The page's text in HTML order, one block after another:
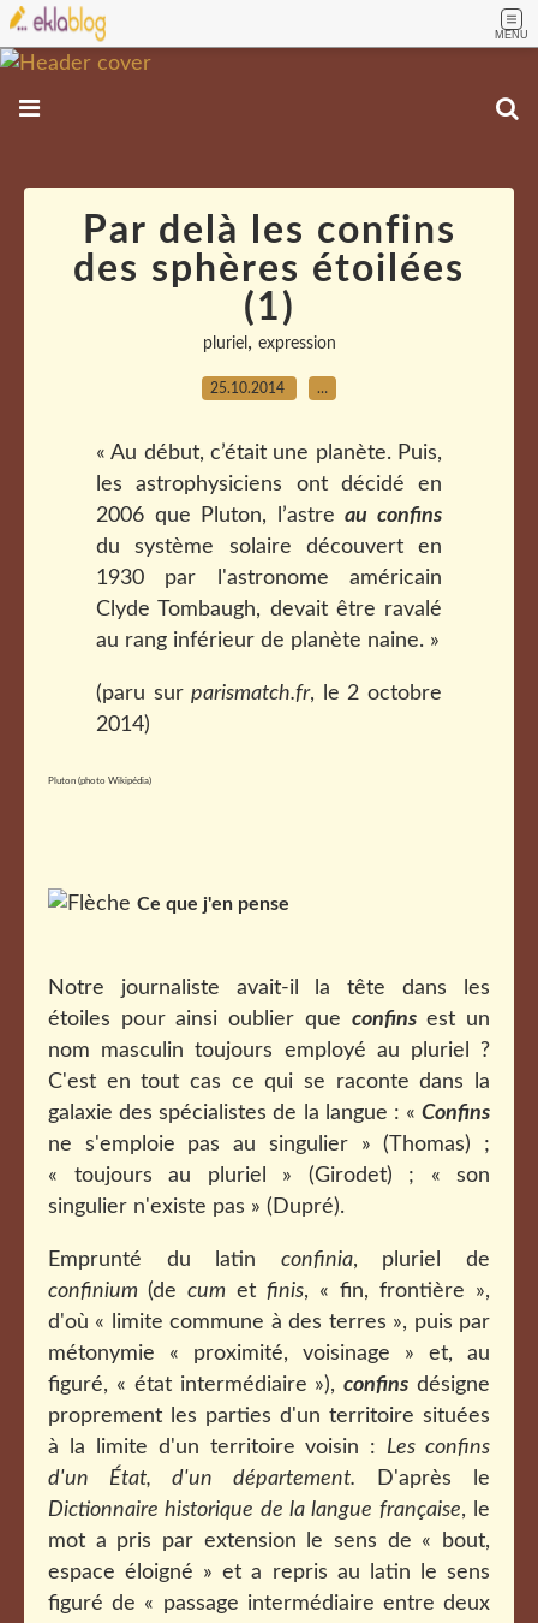
MENU
Par delà les confins
des sphères étoilées
(1)
pluriel, expression
25.10.2014 …
« Au début, c’était une planète. Puis,
les astrophysiciens ont décidé en
2006 que Pluton, l’astreau confins
du système solaire découvert en
1930 par l'astronome américain
Clyde Tombaugh, devait être ravalé
au rang inférieur de planète naine. »
(paru surparismatch.fr, le 2 octobre
2014)
Pluton (photo Wikipédia)
Ce que j'en pense
Notre journaliste avait-il la tête dans les
étoiles pour ainsi oublier que confinsest un
nom masculin toujours employé au pluriel ?
C'est en tout cas ce qui se raconte dans la
galaxie des spécialistes de la langue : « Confins
ne s'emploie pas au singulier » (Thomas) ;
« toujours au pluriel » (Girodet) ; « son
singulier n'existe pas » (Dupré).
Emprunté du latin confinia, pluriel de
confinium (de cum et finis, « fin, frontière »,
d'où « limite commune à des terres », puis par
métonymie « proximité, voisinage » et, au
figuré, « état intermédiaire »),confins désigne
proprement les parties d'un territoire situées
à la limite d'un territoire voisin : Les confins
d'un État, d'un département. D'après le
Dictionnaire historique de la langue française, le
mot a pris par extension le sens de « bout,
espace éloigné » et a repris au latin le sens
figuré de « passage intermédiaire entre deux